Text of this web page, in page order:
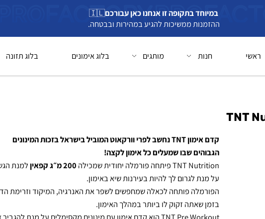
במיוחד בתקופה זו אנחנו כאן עבורכם🇮🇱
ההזמנות ממשיכות להגיע במהירות ובבטחה.
מותגים בלוג אימונים בלוג תזונה
קדם אימון TNT נחשב לפרי וורקאוט המוביל בישראל בזכות המינונים
הגבוהים שבו שמעלים כל אימון לקצה!
TNT Nutrition פיתחה פורמלה יחודית שמכילה
200 מ״ג קפאין למנת הגשה
על מנת לגרום לך להיות בעירנות שיא באימון.
הפורמלה פותחה לכאלה שמחפשים לשפר את האנרגיה, המיקוד וזרימת הדם
בזמן שאתה זקוק לו ביותר במהלך האימון.